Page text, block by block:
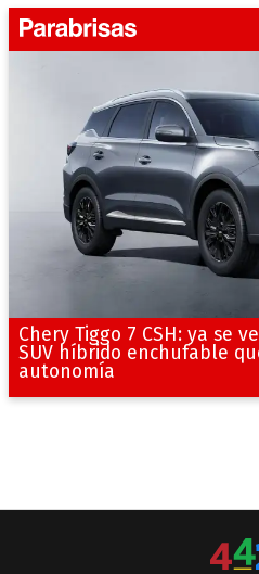
Chery Tiggo 7 CSH: ya se
SUV híbrido enchufable
autonomía